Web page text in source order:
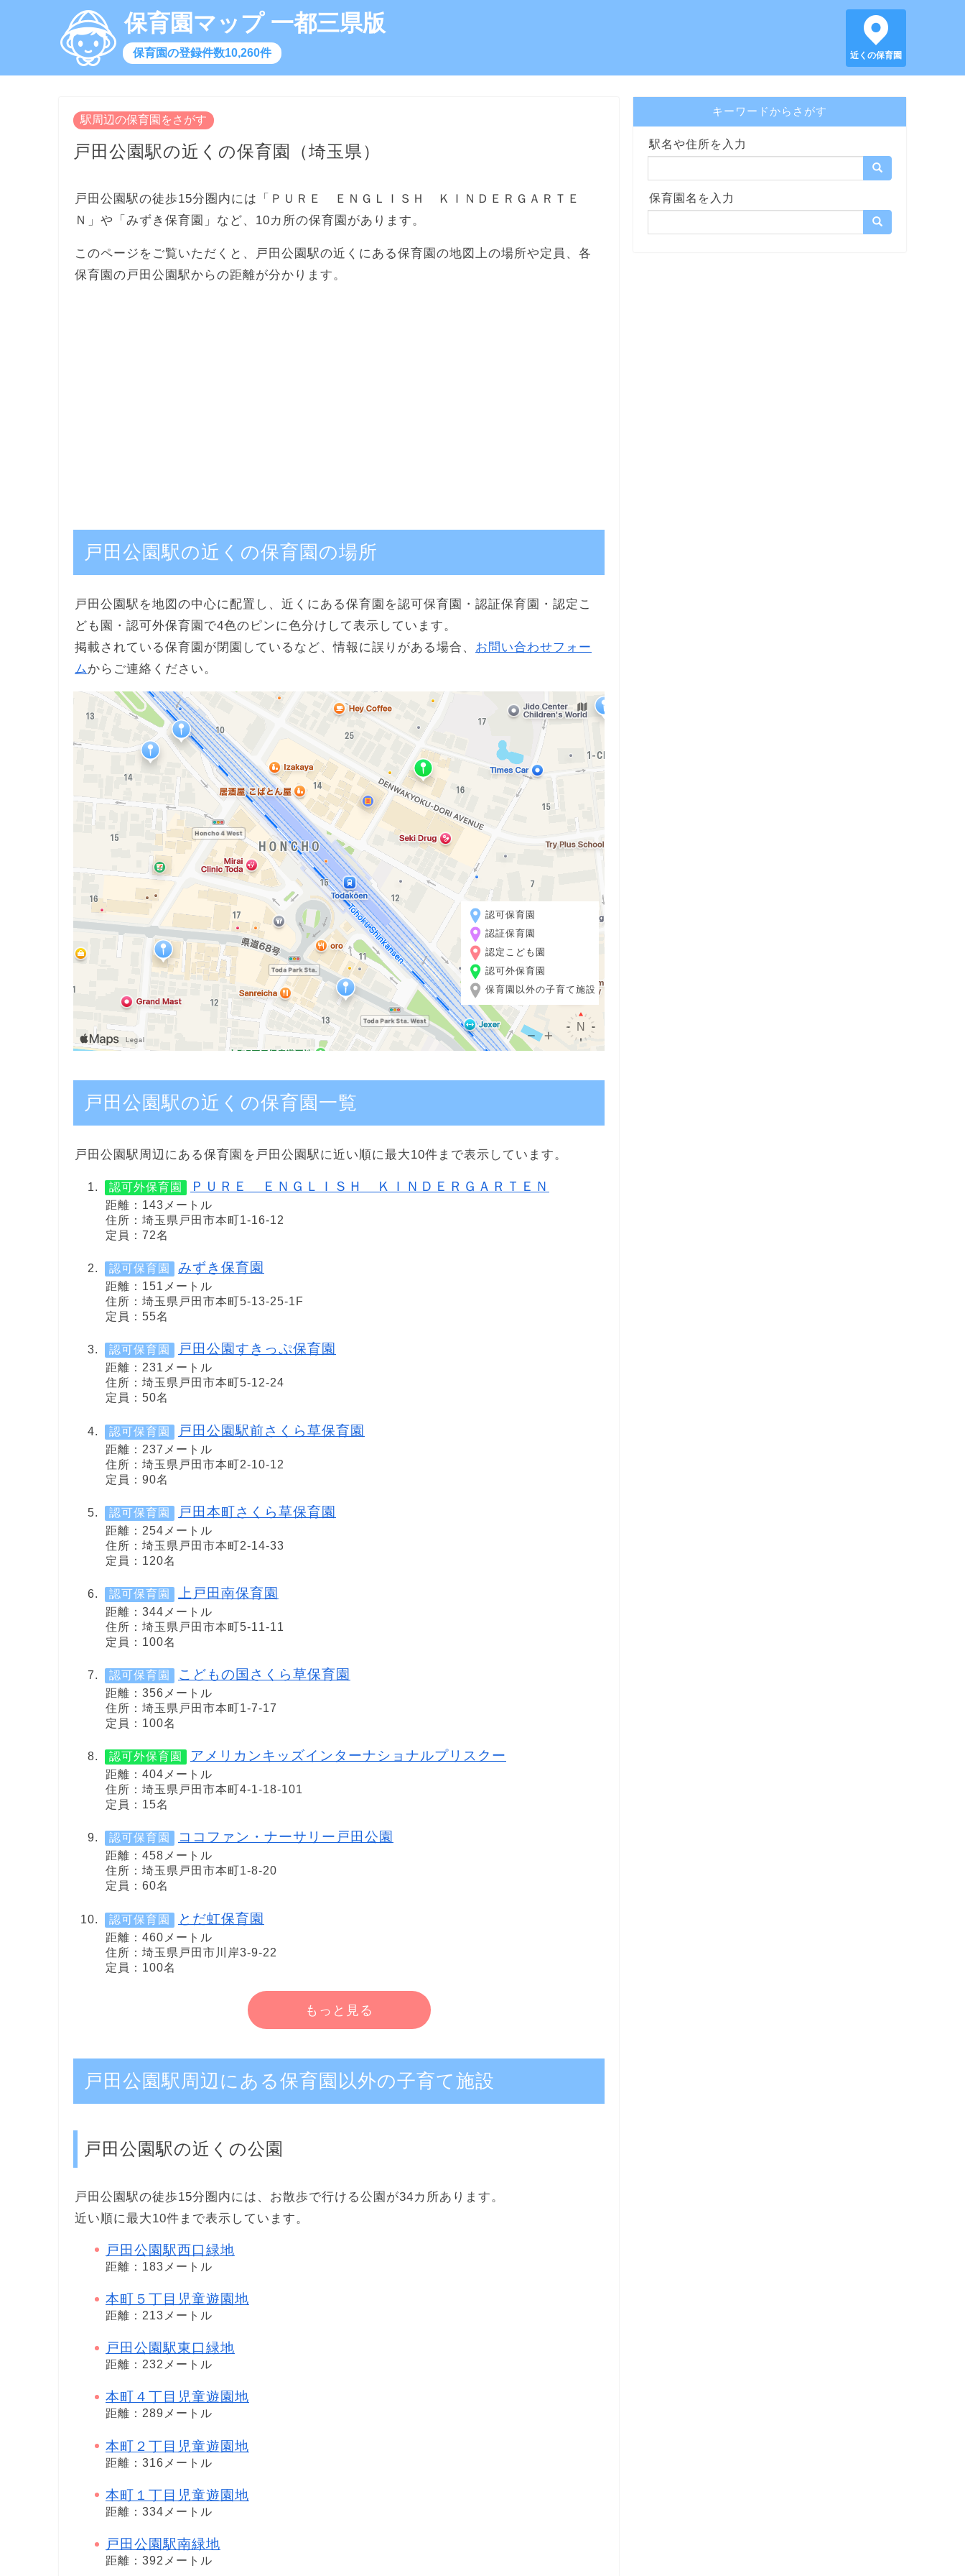
保育園マップ 一都三県版
保育園の登録件数10,260件 近くの保育園
駅周辺の保育園をさがす
戸田公園駅の近くの保育園（埼玉県）
戸田公園駅の徒歩15分圏内には「ＰＵＲＥ ＥＮＧＬＩＳＨ ＫＩＮＤＥＲＧＡＲＴＥ
Ｎ」や「みずき保育園」など、10カ所の保育園があります。
このページをご覧いただくと、戸田公園駅の近くにある保育園の地図上の場所や定員、各
保育園の戸田公園駅からの距離が分かります。
戸田公園駅の近くの保育園の場所
戸田公園駅を地図の中心に配置し、近くにある保育園を認可保育園・認証保育園・認定こ
ども園・認可外保育園で4色のピンに色分けして表示しています。
掲載されている保育園が閉園しているなど、情報に誤りがある場合、 お問い合わせフォー
ム からご連絡ください。
認可保育園
認証保育園
認定こども園
認可外保育園
保育園以外の子育て施設
戸田公園駅の近くの保育園一覧
戸田公園駅周辺にある保育園を戸田公園駅に近い順に最大10件まで表示しています。
認可外保育園 ＰＵＲＥ ＥＮＧＬＩＳＨ ＫＩＮＤＥＲＧＡＲＴＥＮ
距離：143メートル
住所：埼玉県戸田市本町1-16-12
定員：72名
認可保育園 みずき保育園
距離：151メートル
住所：埼玉県戸田市本町5-13-25-1F
定員：55名
認可保育園 戸田公園すきっぷ保育園
距離：231メートル
住所：埼玉県戸田市本町5-12-24
定員：50名
認可保育園 戸田公園駅前さくら草保育園
距離：237メートル
住所：埼玉県戸田市本町2-10-12
定員：90名
認可保育園 戸田本町さくら草保育園
距離：254メートル
住所：埼玉県戸田市本町2-14-33
定員：120名
認可保育園 上戸田南保育園
距離：344メートル
住所：埼玉県戸田市本町5-11-11
定員：100名
認可保育園 こどもの国さくら草保育園
距離：356メートル
住所：埼玉県戸田市本町1-7-17
定員：100名
認可外保育園 アメリカンキッズインターナショナルプリスクー
距離：404メートル
住所：埼玉県戸田市本町4-1-18-101
定員：15名
認可保育園 ココファン・ナーサリー戸田公園
距離：458メートル
住所：埼玉県戸田市本町1-8-20
定員：60名
認可保育園 とだ虹保育園
距離：460メートル
住所：埼玉県戸田市川岸3-9-22
定員：100名
もっと見る
戸田公園駅周辺にある保育園以外の子育て施設
戸田公園駅の近くの公園
戸田公園駅の徒歩15分圏内には、お散歩で行ける公園が34カ所あります。
近い順に最大10件まで表示しています。
戸田公園駅西口緑地
距離：183メートル
本町５丁目児童遊園地
距離：213メートル
戸田公園駅東口緑地
距離：232メートル
本町４丁目児童遊園地
距離：289メートル
本町２丁目児童遊園地
距離：316メートル
本町１丁目児童遊園地
距離：334メートル
戸田公園駅南緑地
距離：392メートル
キーワードからさがす
駅名や住所を入力
保育園名を入力